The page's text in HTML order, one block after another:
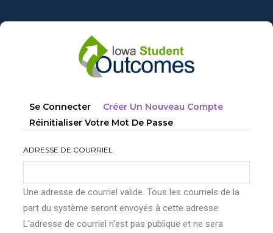
au
Onglets
principaux
Se Connecter Créer Un Nouveau Compte
Réinitialiser Votre Mot De Passe
ADRESSE DE COURRIEL
Une adresse de courriel valide. Tous les courriels de la
part du système seront envoyés à cette adresse.
L'adresse de courriel n'est pas publique et ne sera